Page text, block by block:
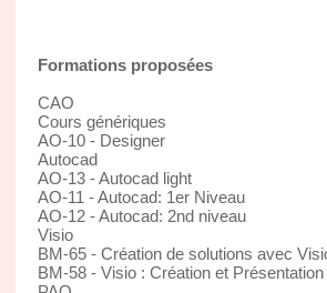
Formations proposées
CAO
Cours génériques
AO-10 - Designer
Autocad
AO-13 - Autocad light
AO-11 - Autocad: 1er Niveau
AO-12 - Autocad: 2nd niveau
Visio
BM-65 - Création de solutions avec
BM-58 - Visio : Création et